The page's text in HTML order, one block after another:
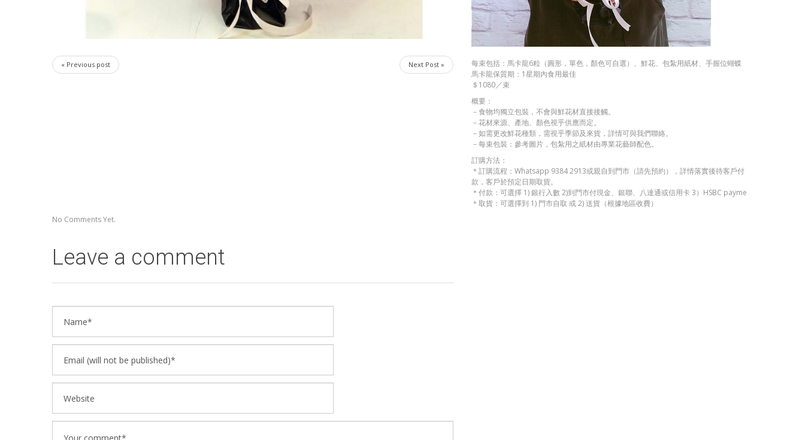
« Previous post Next Post »
每束包括：馬卡龍6粒（圓形，單色，顏色可自選）、鮮花、包紮用紙材、手握位蝴蝶
馬卡龍保質期：1星期內食用最佳
＄1080／束
概要：
－食物均獨立包裝，不會與鮮花材直接接觸。
－花材來源、產地、顏色視乎供應而定。
－如需更改鮮花種類，需視乎季節及來貨，詳情可與我們聯絡。
－每束包裝：參考圖片，包紮用之紙材由專業花藝師配色。
訂購方法：
＊訂購流程：Whatsapp 9384 2913或親自到門市（請先預約），詳情落實後待客戶付
款，客戶於預定日期取貨。
＊付款：可選擇 1) 銀行入數 2)到門市付現金、銀聯、八達通或信用卡 3）HSBC payme
＊取貨：可選擇到 1) 門市自取 或 2) 送貨（根據地區收費）
No Comments Yet.
Leave a comment